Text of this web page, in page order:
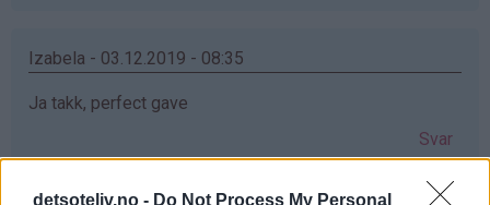
detsoteliv.no - Do Not Process My Personal
Izabela - 03.12.2019 - 08:35
Ja takk, perfect gave
Svar